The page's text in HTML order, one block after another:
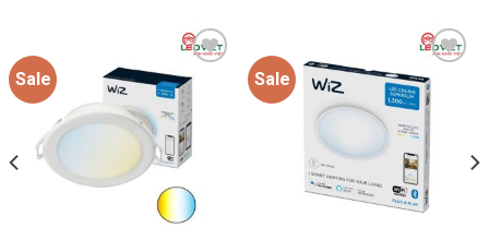
Sale
Add to
wishlist
Sale
Add to
wishlist